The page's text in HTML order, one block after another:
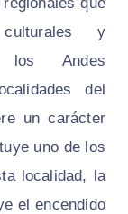
y
los Andes
del
un carácter
uno de los
localidad, la
el encendido